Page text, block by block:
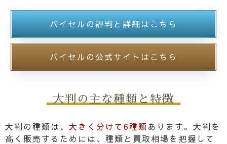
バイセルの評判と詳細はこちら
バイセルの公式サイトはこちら
大判の主な種類と特徴
大判の種類は、 大きく分けて6種類 あります。大判を
高く販売するためには、種類と買取相場を把握して